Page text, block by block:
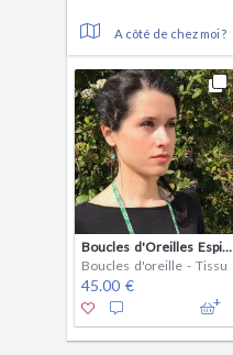
A côté de chez moi ?
Boucles d'Oreilles Espigaou Vert
Boucles d'oreille - Tissu
45.00 €